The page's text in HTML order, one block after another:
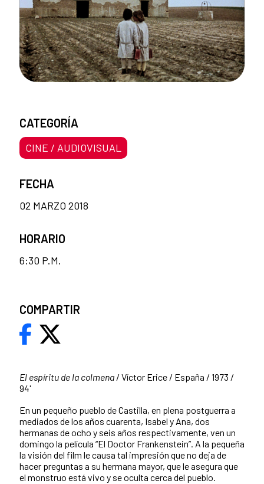
El espíritu de la colmena / Víctor Erice / España / 1973 /
94'
En un pequeño pueblo de Castilla, en plena postguerra a
mediados de los años cuarenta, Isabel y Ana, dos
hermanas de ocho y seis años respectivamente, ven un
domingo la película “El Doctor Frankenstein”. A la pequeña
la visión del film le causa tal impresión que no deja de
hacer preguntas a su hermana mayor, que le asegura que
el monstruo está vivo y se oculta cerca del pueblo.
CATEGORÍA
CINE / AUDIOVISUAL
FECHA
02 MARZO 2018
HORARIO
6:30 P.M.
COMPARTIR